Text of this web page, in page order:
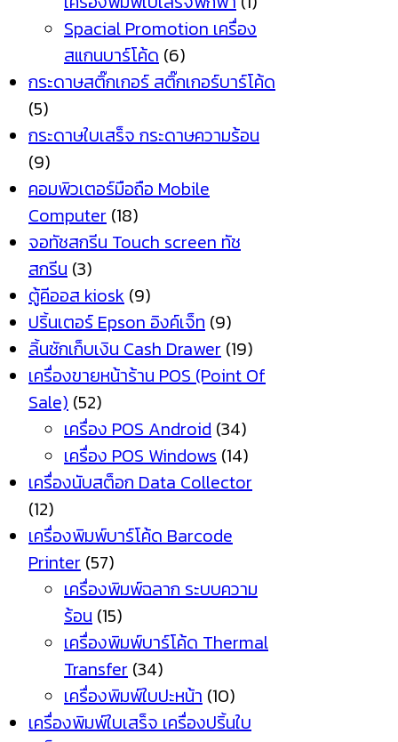
Spacial Promotion เครื่อง
สแกนบาร์โค้ด (6)
กระดาษสติ๊กเกอร์ สติ๊กเกอร์บาร์โค้ด
(5)
กระดาษใบเสร็จ กระดาษความร้อน
(9)
คอมพิวเตอร์มือถือ Mobile
Computer (18)
จอทัชสกรีน Touch screen ทัช
สกรีน (3)
ตู้คีออส kiosk (9)
ปริ้นเตอร์ Epson อิงค์เจ็ท (9)
ลิ้นชักเก็บเงิน Cash Drawer (19)
เครื่องขายหน้าร้าน POS (Point Of
Sale) (52)
เครื่อง POS Android (34)
เครื่อง POS Windows (14)
เครื่องนับสต็อก Data Collector
(12)
เครื่องพิมพ์บาร์โค้ด Barcode
Printer (57)
เครื่องพิมพ์ฉลาก ระบบความ
ร้อน (15)
เครื่องพิมพ์บาร์โค้ด Thermal
Transfer (34)
เครื่องพิมพ์ใบปะหน้า (10)
เครื่องพิมพ์ใบเสร็จ เครื่องปริ้นใบ